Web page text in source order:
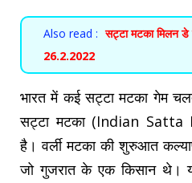
Also read : सट्टा मटका मिलन डे
26.2.2022
भारत में कई सट्टा मटका गेम
सट्टा मटका (Indian Satta
है। वर्ली मटका की शुरुआत
जो गुजरात के एक किसान थे।